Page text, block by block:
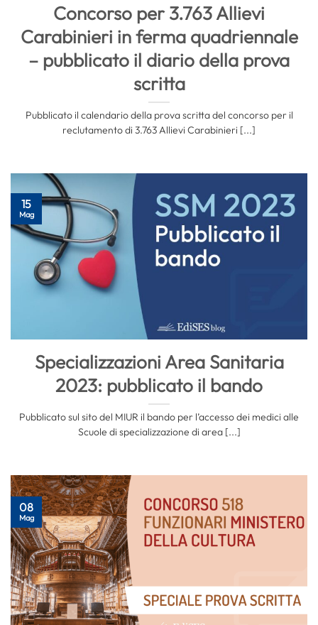
Concorso per 3.763 Allievi
Carabinieri in ferma quadriennale
– pubblicato il diario della prova
scritta
Pubblicato il calendario della prova scritta del concorso per il
reclutamento di 3.763 Allievi Carabinieri [...]
Specializzazioni Area Sanitaria
2023: pubblicato il bando
Pubblicato sul sito del MIUR il bando per l’accesso dei medici alle
Scuole di specializzazione di area [...]
15
Mag
08
Mag